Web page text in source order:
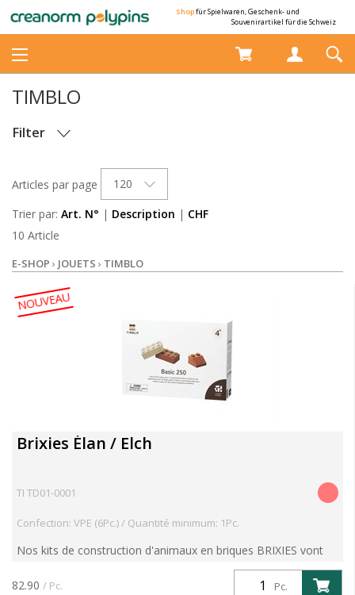
Shopfür Spielwaren, Geschenk- und
Souvenirartikel für die Schweiz
TIMBLO
Filter
Articles par page
120
Trier par: Art. N° | Description | CHF
10 Article
E-SHOP › JOUETS › TIMBLO
NOUVEAU
Brixies Élan / Elch
TI TD01-0001
Confection: VPE (6Pc.) / Quantité minimum: 1Pc.
Nos kits de construction d'animaux en briques BRIXIES vont
vous enthousiasmer. Avec le kit "Elan", explorez les forêts
d'Europe du Nord, d'Asie du Nord et d'Amérique du N...
Pc.
82.90 / Pc.